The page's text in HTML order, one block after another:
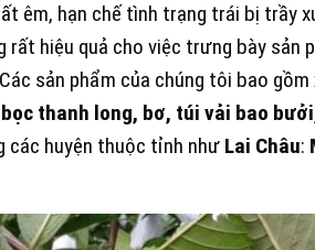
êm, hạn chế tình trạng trái bị trầy
hiệu quả cho việc trưng bày sản
sản phẩm của chúng tôi bao gồm
thanh long, bơ, túi vải bao
huyện thuộc tỉnh như Lai Châu: